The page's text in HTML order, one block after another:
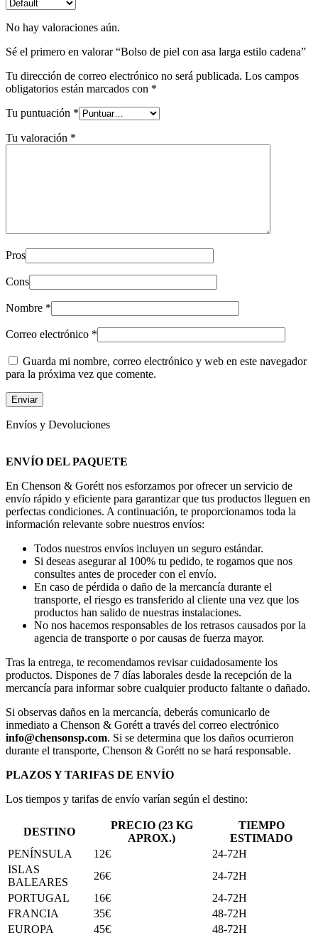
No hay valoraciones aún.
Sé el primero en valorar “Bolso de piel con asa larga estilo cadena”
Tu dirección de correo electrónico no será publicada. Los campos
obligatorios están marcados con *
Tu puntuación *
Tu valoración *
Pros
Cons
Nombre *
Correo electrónico *
Guarda mi nombre, correo electrónico y web en este navegador
para la próxima vez que comente.
Envíos y Devoluciones
ENVÍO DEL PAQUETE
En Chenson & Gorétt nos esforzamos por ofrecer un servicio de
envío rápido y eficiente para garantizar que tus productos lleguen en
perfectas condiciones. A continuación, te proporcionamos toda la
información relevante sobre nuestros envíos:
Todos nuestros envíos incluyen un seguro estándar.
Si deseas asegurar al 100% tu pedido, te rogamos que nos
consultes antes de proceder con el envío.
En caso de pérdida o daño de la mercancía durante el
transporte, el riesgo es transferido al cliente una vez que los
productos han salido de nuestras instalaciones.
No nos hacemos responsables de los retrasos causados por la
agencia de transporte o por causas de fuerza mayor.
Tras la entrega, te recomendamos revisar cuidadosamente los
productos. Dispones de 7 días laborales desde la recepción de la
mercancía para informar sobre cualquier producto faltante o dañado.
Si observas daños en la mercancía, deberás comunicarlo de
inmediato a Chenson & Gorétt a través del correo electrónico
info@chensonsp.com. Si se determina que los daños ocurrieron
durante el transporte, Chenson & Gorétt no se hará responsable.
PLAZOS Y TARIFAS DE ENVÍO
Los tiempos y tarifas de envío varían según el destino:
DESTINO
PRECIO (23 KG
APROX.)
TIEMPO
ESTIMADO
PENÍNSULA
12€
24-72H
ISLAS
BALEARES
26€
24-72H
PORTUGAL
16€
24-72H
FRANCIA
35€
48-72H
EUROPA
45€ 48-72H